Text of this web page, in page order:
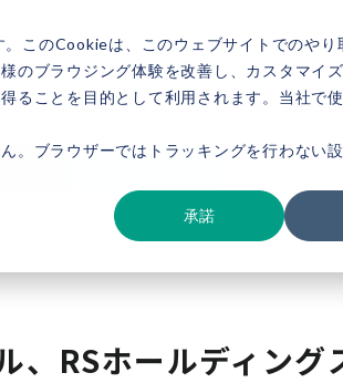
このCookieは、このウェブサイトでのやり
のブラウジング体験を改善し、カスタマイ
ることを目的として利用されます。当社で
。ブラウザーではトラッキングを行わない
承諾
事例紹介新着情報セミナーお役立ち情報
ルディングスと脱炭素および環境価値創出領
、RSホールディン